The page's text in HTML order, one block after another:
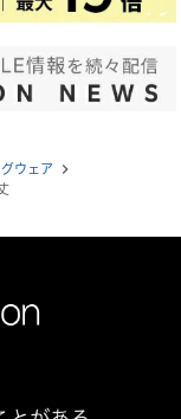
ウェア navigate_next